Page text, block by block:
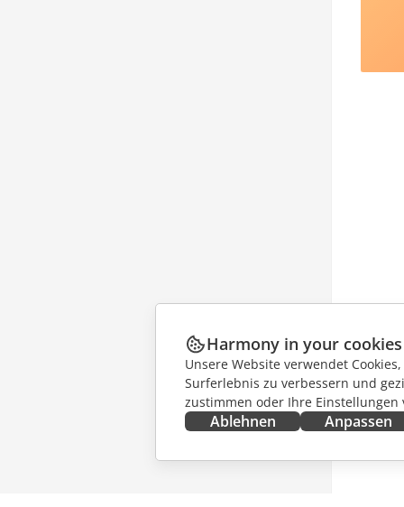
Harmony in your cookies
Unsere Website verwendet
Surferlebnis zu verbessern und
zustimmen oder Ihre
Ablehnen Anpassen